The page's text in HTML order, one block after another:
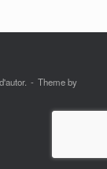
Theme by